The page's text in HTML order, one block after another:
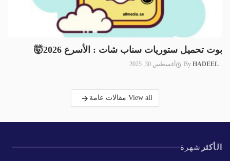
بوت تحميل ستوريات سناب شات : الأسرع 2026🤯
By HADEEL أغسطس 30, 2025
View all مقالات عامة
الأكثر شهرة